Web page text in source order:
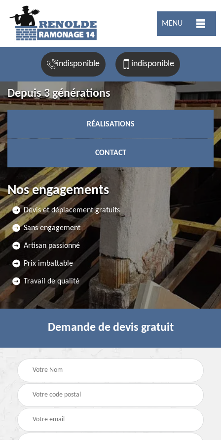
MENU
indisponible indisponible
Depuis 3 générations
RÉALISATIONS
CONTACT
Nos engagements
Devis et déplacement gratuits
Sans engagement
Artisan passionné
Prix imbattable
Travail de qualité
Demande de devis gratuit